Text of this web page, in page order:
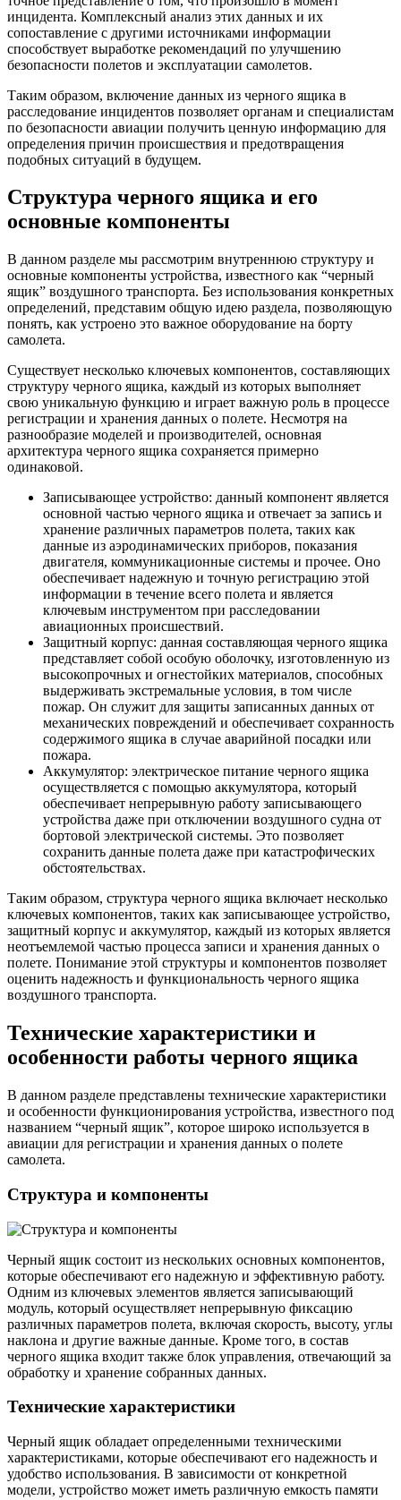
инцидента. Комплексный анализ этих данных и их
сопоставление с другими источниками информации
способствует выработке рекомендаций по улучшению
безопасности полетов и эксплуатации самолетов.
Таким образом, включение данных из черного ящика в
расследование инцидентов позволяет органам и специалистам
по безопасности авиации получить ценную информацию для
определения причин происшествия и предотвращения
подобных ситуаций в будущем.
Структура черного ящика и его
основные компоненты
В данном разделе мы рассмотрим внутреннюю структуру и
основные компоненты устройства, известного как “черный
ящик” воздушного транспорта. Без использования конкретных
определений, представим общую идею раздела, позволяющую
понять, как устроено это важное оборудование на борту
самолета.
Существует несколько ключевых компонентов, составляющих
структуру черного ящика, каждый из которых выполняет
свою уникальную функцию и играет важную роль в процессе
регистрации и хранения данных о полете. Несмотря на
разнообразие моделей и производителей, основная
архитектура черного ящика сохраняется примерно
одинаковой.
Записывающее устройство: данный компонент является
основной частью черного ящика и отвечает за запись и
хранение различных параметров полета, таких как
данные из аэродинамических приборов, показания
двигателя, коммуникационные системы и прочее. Оно
обеспечивает надежную и точную регистрацию этой
информации в течение всего полета и является
ключевым инструментом при расследовании
авиационных происшествий.
Защитный корпус: данная составляющая черного ящика
представляет собой особую оболочку, изготовленную из
высокопрочных и огнестойких материалов, способных
выдерживать экстремальные условия, в том числе
пожар. Он служит для защиты записанных данных от
механических повреждений и обеспечивает сохранность
содержимого ящика в случае аварийной посадки или
пожара.
Аккумулятор: электрическое питание черного ящика
осуществляется с помощью аккумулятора, который
обеспечивает непрерывную работу записывающего
устройства даже при отключении воздушного судна от
бортовой электрической системы. Это позволяет
сохранить данные полета даже при катастрофических
обстоятельствах.
Таким образом, структура черного ящика включает несколько
ключевых компонентов, таких как записывающее устройство,
защитный корпус и аккумулятор, каждый из которых является
неотъемлемой частью процесса записи и хранения данных о
полете. Понимание этой структуры и компонентов позволяет
оценить надежность и функциональность черного ящика
воздушного транспорта.
Технические характеристики и
особенности работы черного ящика
В данном разделе представлены технические характеристики
и особенности функционирования устройства, известного под
названием “черный ящик”, которое широко используется в
авиации для регистрации и хранения данных о полете
самолета.
Структура и компоненты
Черный ящик состоит из нескольких основных компонентов,
которые обеспечивают его надежную и эффективную работу.
Одним из ключевых элементов является записывающий
модуль, который осуществляет непрерывную фиксацию
различных параметров полета, включая скорость, высоту, углы
наклона и другие важные данные. Кроме того, в состав
черного ящика входит также блок управления, отвечающий за
обработку и хранение собранных данных.
Технические характеристики
Черный ящик обладает определенными техническими
характеристиками, которые обеспечивают его надежность и
удобство использования. В зависимости от конкретной
модели, устройство может иметь различную емкость памяти